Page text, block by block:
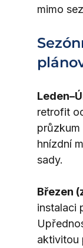
mimo
retrofit
hnízdní
sady.
Březen
instalaci
aktivitou